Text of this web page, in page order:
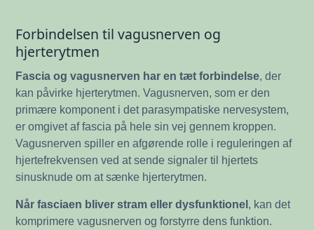
Forbindelsen til vagusnerven og
hjerterytmen
Fascia og vagusnerven har en tæt forbindelse, der
kan påvirke hjerterytmen. Vagusnerven, som er den
primære komponent i det parasympatiske nervesystem,
er omgivet af fascia på hele sin vej gennem kroppen.
Vagusnerven spiller en afgørende rolle i reguleringen af
hjertefrekvensen ved at sende signaler til hjertets
sinusknude om at sænke hjerterytmen.
Når fasciaen bliver stram eller dysfunktionel, kan det
komprimere vagusnerven og forstyrre dens funktion.